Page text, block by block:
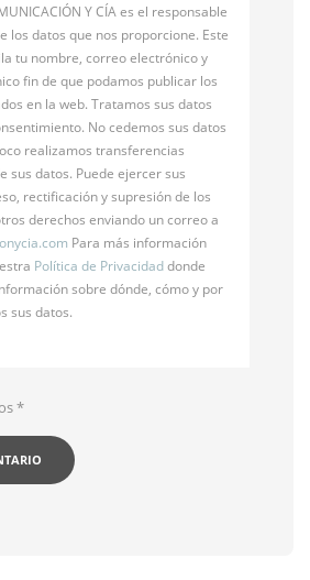
Y CÍA es el responsable
los datos que nos proporcione. Este
tu nombre, correo electrónico y
fin de que podamos publicar los
en la web. Tratamos sus datos
No cedemos sus datos
realizamos transferencias
sus datos. Puede ejercer sus
rectificación y supresión de los
derechos enviando un correo a
Para más información
Política de Privacidaddonde
sobre dónde, cómo y por
sus datos.
*